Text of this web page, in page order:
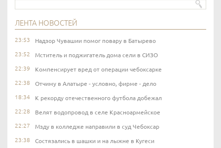
ЛЕНТА НОВОСТЕЙ
23:53 Надзор Чувашии помог повару в Батырево
23:52 Мститель и поджигатель дома сели в СИЗО
22:39 Компенсирует вред от операции чебоксарке
22:38 Отчиму в Алатыре - условно, фирме - дело
18:34 К рекорду отечественного футбола добежал
22:28 Велят водопровод в селе Красноармейское
22:27 Мзду в колледже направили в суд Чебоксар
23:38 Состязались в шашки и на лыжне в Кугеси